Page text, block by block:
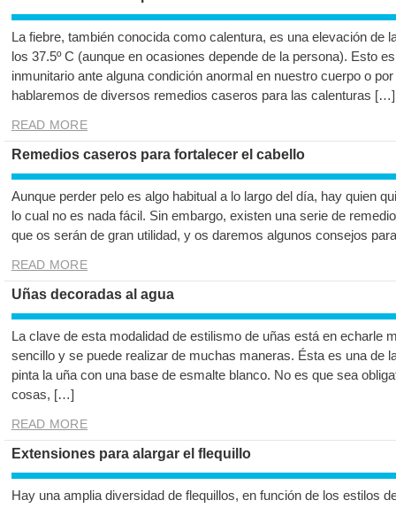
La fiebre, también conocida como calentura, es una elevación de
los 37.5º C (aunque en ocasiones depende de la persona). Esto
inmunitario ante alguna condición anormal en nuestro cuerpo o
hablaremos de diversos remedios caseros para las calenturas […]
READ MORE
Remedios caseros para fortalecer el cabello
Aunque perder pelo es algo habitual a lo largo del día, hay quien
lo cual no es nada fácil. Sin embargo, existen una serie de
que os serán de gran utilidad, y os daremos algunos consejos
READ MORE
Uñas decoradas al agua
La clave de esta modalidad de estilismo de uñas está en echarle
sencillo y se puede realizar de muchas maneras. Ésta es una de
pinta la uña con una base de esmalte blanco. No es que sea
cosas, […]
READ MORE
Extensiones para alargar el flequillo
Hay una amplia diversidad de flequillos, en función de los estilos